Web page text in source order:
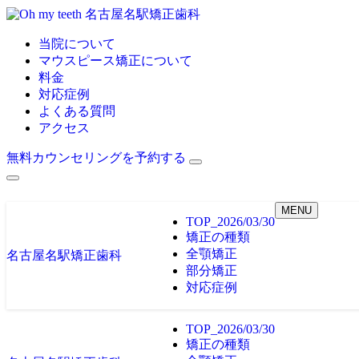
名古屋名駅矯正歯科
当院について
マウスピース矯正について
料金
対応症例
よくある質問
アクセス
無料カウンセリングを予約する
名古屋名駅矯正歯科
TOP_2026/03/30
矯正の種類
全顎矯正
部分矯正
対応症例
MENU
TOP_2026/03/30
矯正の種類